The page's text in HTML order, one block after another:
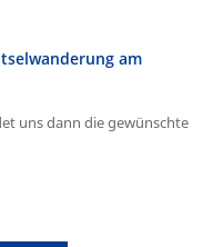
am
uns dann die gewünschte